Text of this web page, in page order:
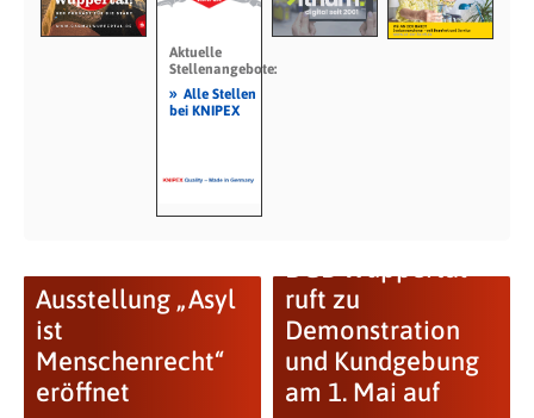
Aktuelle
Stellenangebote:
» Alle Stellen
bei KNIPEX
Ausstellung „Asyl
ist
Menschenrecht“
eröffnet
ruft zu
Demonstration
und Kundgebung
am 1. Mai auf